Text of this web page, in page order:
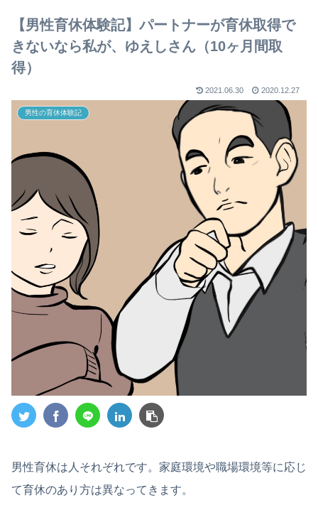
【男性育休体験記】パートナーが育休取得で
きないなら私が、ゆえしさん（10ヶ月間取
得）
2021.06.30 2020.12.27
男性の育休体験記
男性育休は人それぞれです。家庭環境や職場環境等に応じ
て育休のあり方は異なってきます。